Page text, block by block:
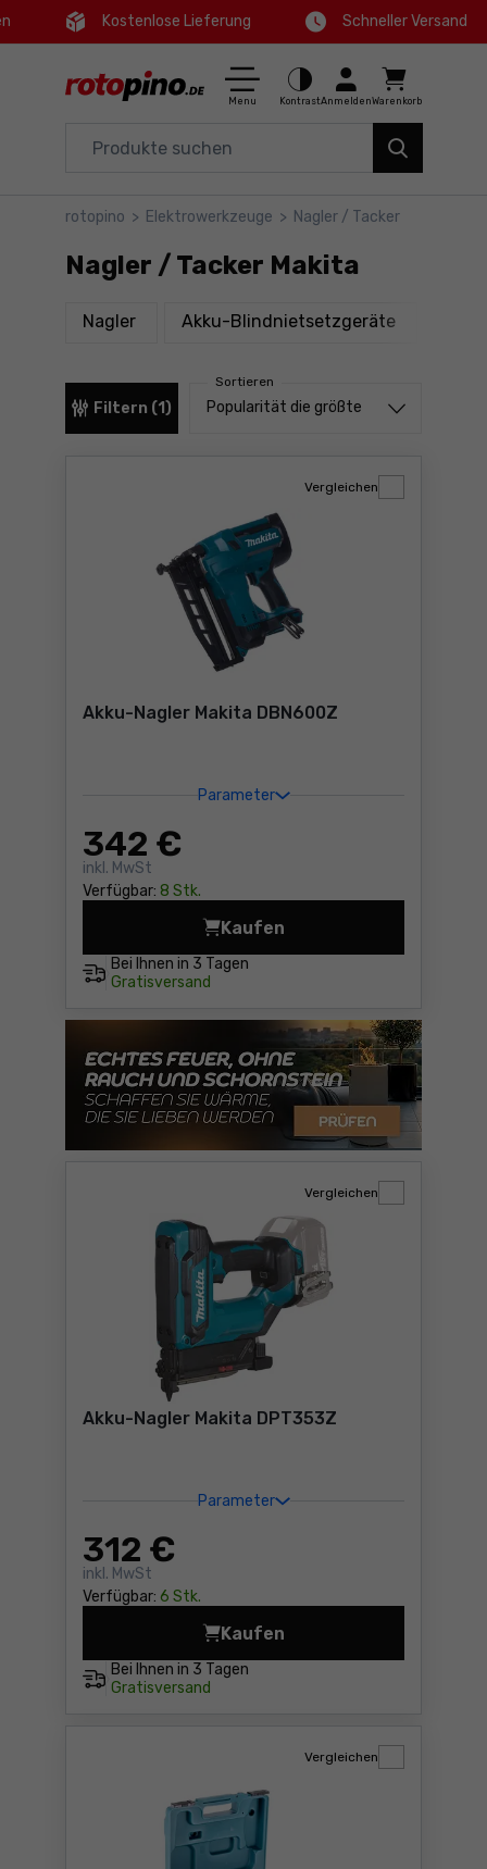
Hauptmenü
Filter
Produkte
Kostenlose Lieferung Schneller Versand
Menu KontrastAnmeldenWarenkorb
Haus und Garten
Angebote
rotopino > Elektrowerkzeuge > Nagler / Tacker
Nagler / Tacker Makita
Nagler ProdukteAkku-Blindnietsetzgeräte
Filtern (1)
Sortieren
Sortieren von
Popularität die größte
Akku-Nagler Makita DBN600Z
Parameter
342 €
inkl. MwSt
Verfügbar: 8 Stk.
Vergleichen
Bei Ihnen in 3 Tagen
Gratisversand
Kaufen
Akku-Nagler Makita
Akku-Nagler Makita DPT353Z
Parameter
312 €
inkl. MwSt
Verfügbar: 6 Stk.
Vergleichen
Bei Ihnen in 3 Tagen
Gratisversand
Kaufen
Akku-Nagler Makita
Vergleichen